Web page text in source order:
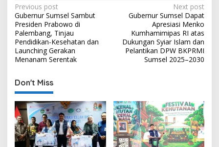
P
o
s
t
n
a
v
i
g
a
Previous post
Gubernur Sumsel Sambut
Presiden Prabowo di
Palembang, Tinjau
Pendidikan-Kesehatan dan
Launching Gerakan
Menanam Serentak
Next post
Gubernur Sumsel Dapat
Apresiasi Menko
Kumhamimipas RI atas
Dukungan Syiar Islam dan
Pelantikan DPW BKPRMI
Sumsel 2025–2030
Don't Miss